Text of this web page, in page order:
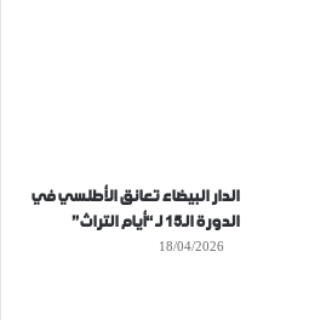
الدار البيضاء تعانق الأطلسي في
الدورة الـ15 لـ “أيام التراث”
18/04/2026